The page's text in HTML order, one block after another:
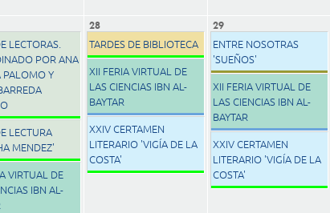
LECTORAS.
POR ANA
PALOMO Y
LECTURA
MENDEZ'
VIRTUAL DE
IBN AL-
28
TARDES DE BIBLIOTECA
XII FERIA VIRTUAL DE
LAS CIENCIAS IBN AL-
BAYTAR
XXIV CERTAMEN
LITERARIO 'VIGÍA DE LA
COSTA'
29
ENTRE NOSOTRAS
'SUEÑOS'
XII FERIA VIRTUAL DE
LAS CIENCIAS IBN AL-
BAYTAR
XXIV CERTAMEN
LITERARIO 'VIGÍA DE LA
COSTA'